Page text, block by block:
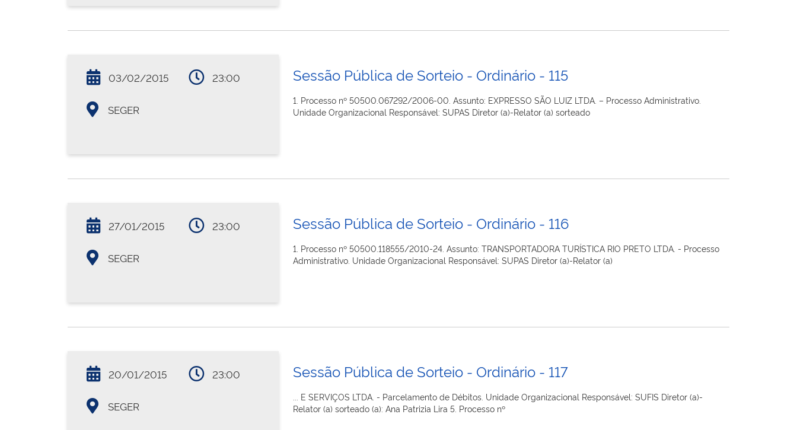
03/02/2015 23:00
SEGER
Sessão Pública de Sorteio - Ordinário - 115
1. Processo nº 50500.067292/2006-00. Assunto: EXPRESSO SÃO LUIZ LTDA. – Processo Administrativo.
Unidade Organizacional Responsável: SUPAS Diretor (a)-Relator (a) sorteado
27/01/2015 23:00
SEGER
Sessão Pública de Sorteio - Ordinário - 116
1. Processo nº 50500.118555/2010-24. Assunto: TRANSPORTADORA TURÍSTICA RIO PRETO LTDA. - Processo
Administrativo. Unidade Organizacional Responsável: SUPAS Diretor (a)-Relator (a)
20/01/2015 23:00
SEGER
Sessão Pública de Sorteio - Ordinário - 117
... E SERVIÇOS LTDA. - Parcelamento de Débitos. Unidade Organizacional Responsável: SUFIS Diretor (a)-
Relator (a) sorteado (a): Ana Patrizia Lira 5. Processo nº